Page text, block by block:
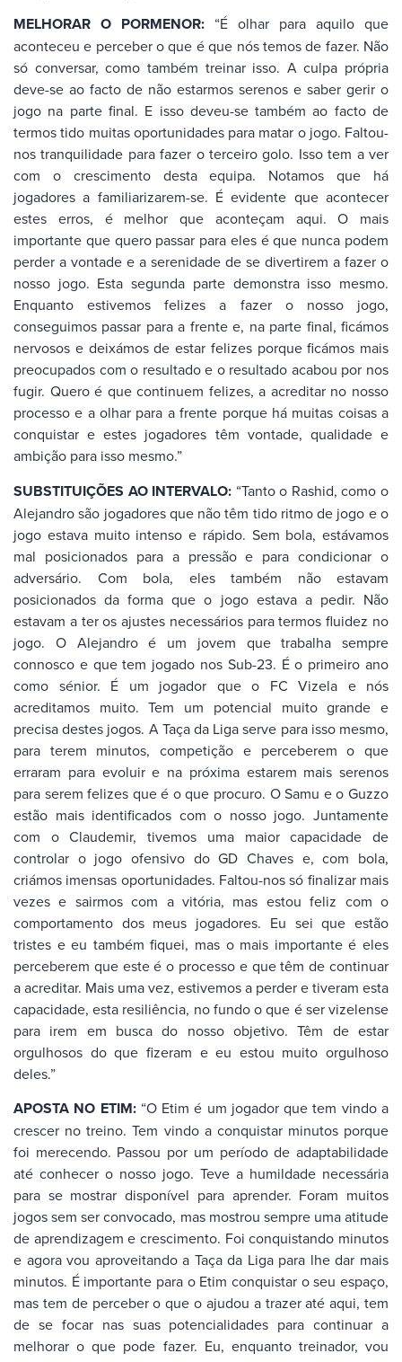
MELHORAR O PORMENOR: “É olhar para aquilo que
aconteceu e perceber o que é que nós temos de fazer. Não
só conversar, como também treinar isso. A culpa própria
deve-se ao facto de não estarmos serenos e saber gerir o
jogo na parte final. E isso deveu-se também ao facto de
termos tido muitas oportunidades para matar o jogo. Faltou-
nos tranquilidade para fazer o terceiro golo. Isso tem a ver
com o crescimento desta equipa. Notamos que há
jogadores a familiarizarem-se. É evidente que acontecer
estes erros, é melhor que aconteçam aqui. O mais
importante que quero passar para eles é que nunca podem
perder a vontade e a serenidade de se divertirem a fazer o
nosso jogo. Esta segunda parte demonstra isso mesmo.
Enquanto estivemos felizes a fazer o nosso jogo,
conseguimos passar para a frente e, na parte final, ficámos
nervosos e deixámos de estar felizes porque ficámos mais
preocupados com o resultado e o resultado acabou por nos
fugir. Quero é que continuem felizes, a acreditar no nosso
processo e a olhar para a frente porque há muitas coisas a
conquistar e estes jogadores têm vontade, qualidade e
ambição para isso mesmo.”
SUBSTITUIÇÕES AO INTERVALO: “Tanto o Rashid, como o
Alejandro são jogadores que não têm tido ritmo de jogo e o
jogo estava muito intenso e rápido. Sem bola, estávamos
mal posicionados para a pressão e para condicionar o
adversário. Com bola, eles também não estavam
posicionados da forma que o jogo estava a pedir. Não
estavam a ter os ajustes necessários para termos fluidez no
jogo. O Alejandro é um jovem que trabalha sempre
connosco e que tem jogado nos Sub-23. É o primeiro ano
como sénior. É um jogador que o FC Vizela e nós
acreditamos muito. Tem um potencial muito grande e
precisa destes jogos. A Taça da Liga serve para isso mesmo,
para terem minutos, competição e perceberem o que
erraram para evoluir e na próxima estarem mais serenos
para serem felizes que é o que procuro. O Samu e o Guzzo
estão mais identificados com o nosso jogo. Juntamente
com o Claudemir, tivemos uma maior capacidade de
controlar o jogo ofensivo do GD Chaves e, com bola,
criámos imensas oportunidades. Faltou-nos só finalizar mais
vezes e sairmos com a vitória, mas estou feliz com o
comportamento dos meus jogadores. Eu sei que estão
tristes e eu também fiquei, mas o mais importante é eles
perceberem que este é o processo e que têm de continuar
a acreditar. Mais uma vez, estivemos a perder e tiveram esta
capacidade, esta resiliência, no fundo o que é ser vizelense
para irem em busca do nosso objetivo. Têm de estar
orgulhosos do que fizeram e eu estou muito orgulhoso
deles.”
APOSTA NO ETIM:“O Etim é um jogador que tem vindo a
crescer no treino. Tem vindo a conquistar minutos porque
foi merecendo. Passou por um período de adaptabilidade
até conhecer o nosso jogo. Teve a humildade necessária
para se mostrar disponível para aprender. Foram muitos
jogos sem ser convocado, mas mostrou sempre uma atitude
de aprendizagem e crescimento. Foi conquistando minutos
e agora vou aproveitando a Taça da Liga para lhe dar mais
minutos. É importante para o Etim conquistar o seu espaço,
mas tem de perceber o que o ajudou a trazer até aqui, tem
de se focar nas suas potencialidades para continuar a
melhorar o que pode fazer. Eu, enquanto treinador, vou